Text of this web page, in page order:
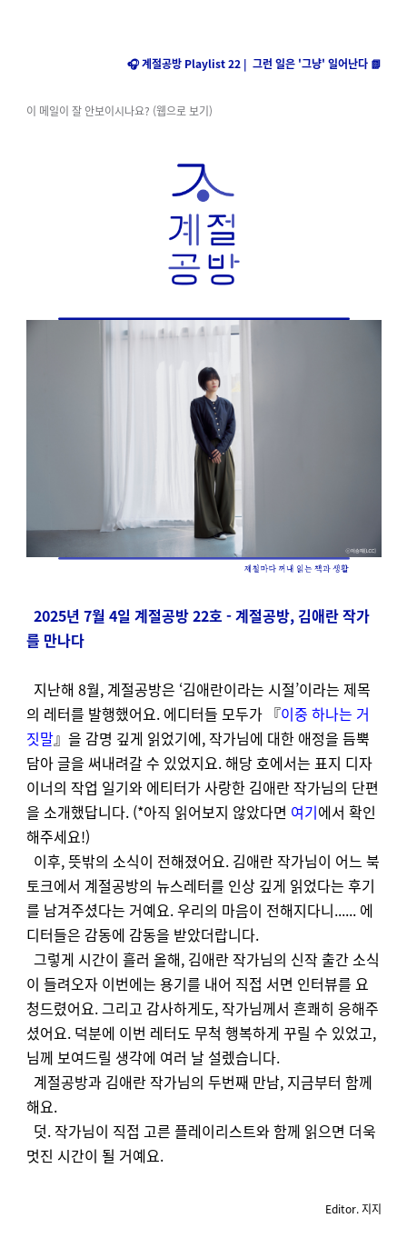
🎧 계절공방 Playlist 22 | 그런 일은 '그냥' 일어난다 📗
이 메일이 잘 안보이시나요? (웹으로 보기)
2025년 7월 4일 계절공방 22호 - 계절공방, 김애란 작가
를 만나다
지난해 8월, 계절공방은 ‘김애란이라는 시절’이라는 제목
의 레터를 발행했어요. 에디터들 모두가 『이중 하나는 거
짓말』을 감명 깊게 읽었기에, 작가님에 대한 애정을 듬뿍
담아 글을 써내려갈 수 있었지요. 해당 호에서는 표지 디자
이너의 작업 일기와 에티터가 사랑한 김애란 작가님의 단편
을 소개했답니다. (*아직 읽어보지 않았다면 여기에서 확인
해주세요!)
이후, 뜻밖의 소식이 전해졌어요. 김애란 작가님이 어느 북
토크에서 계절공방의 뉴스레터를 인상 깊게 읽었다는 후기
를 남겨주셨다는 거예요. 우리의 마음이 전해지다니...... 에
디터들은 감동에 감동을 받았더랍니다.
그렇게 시간이 흘러 올해, 김애란 작가님의 신작 출간 소식
이 들려오자 이번에는 용기를 내어 직접 서면 인터뷰를 요
청드렸어요. 그리고 감사하게도, 작가님께서 흔쾌히 응해주
셨어요. 덕분에 이번 레터도 무척 행복하게 꾸릴 수 있었고,
님께 보여드릴 생각에 여러 날 설렜습니다.
계절공방과 김애란 작가님의 두번째 만남, 지금부터 함께
해요.
덧. 작가님이 직접 고른 플레이리스트와 함께 읽으면 더욱
멋진 시간이 될 거예요.
Editor. 지지